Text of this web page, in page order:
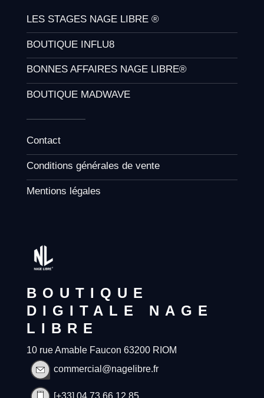
BOUTIQUE
DIGITALE NAGE
LIBRE
10 rue Amable Faucon 63200 RIOM
commercial@nagelibre.fr
[+33] 04 73 66 12 85
LES STAGES NAGE LIBRE ®
BOUTIQUE INFLU8
BONNES AFFAIRES NAGE LIBRE®
BOUTIQUE MADWAVE
Contact
Conditions générales de vente
Mentions légales